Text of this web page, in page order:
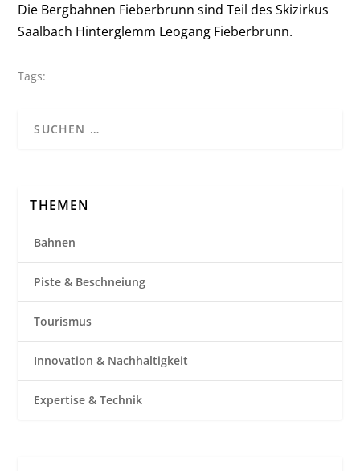
Die Bergbahnen Fieberbrunn sind Teil des Skizirkus
Saalbach Hinterglemm Leogang Fieberbrunn.
Tags:
THEMEN
Bahnen
Piste & Beschneiung
Tourismus
Innovation & Nachhaltigkeit
Expertise & Technik